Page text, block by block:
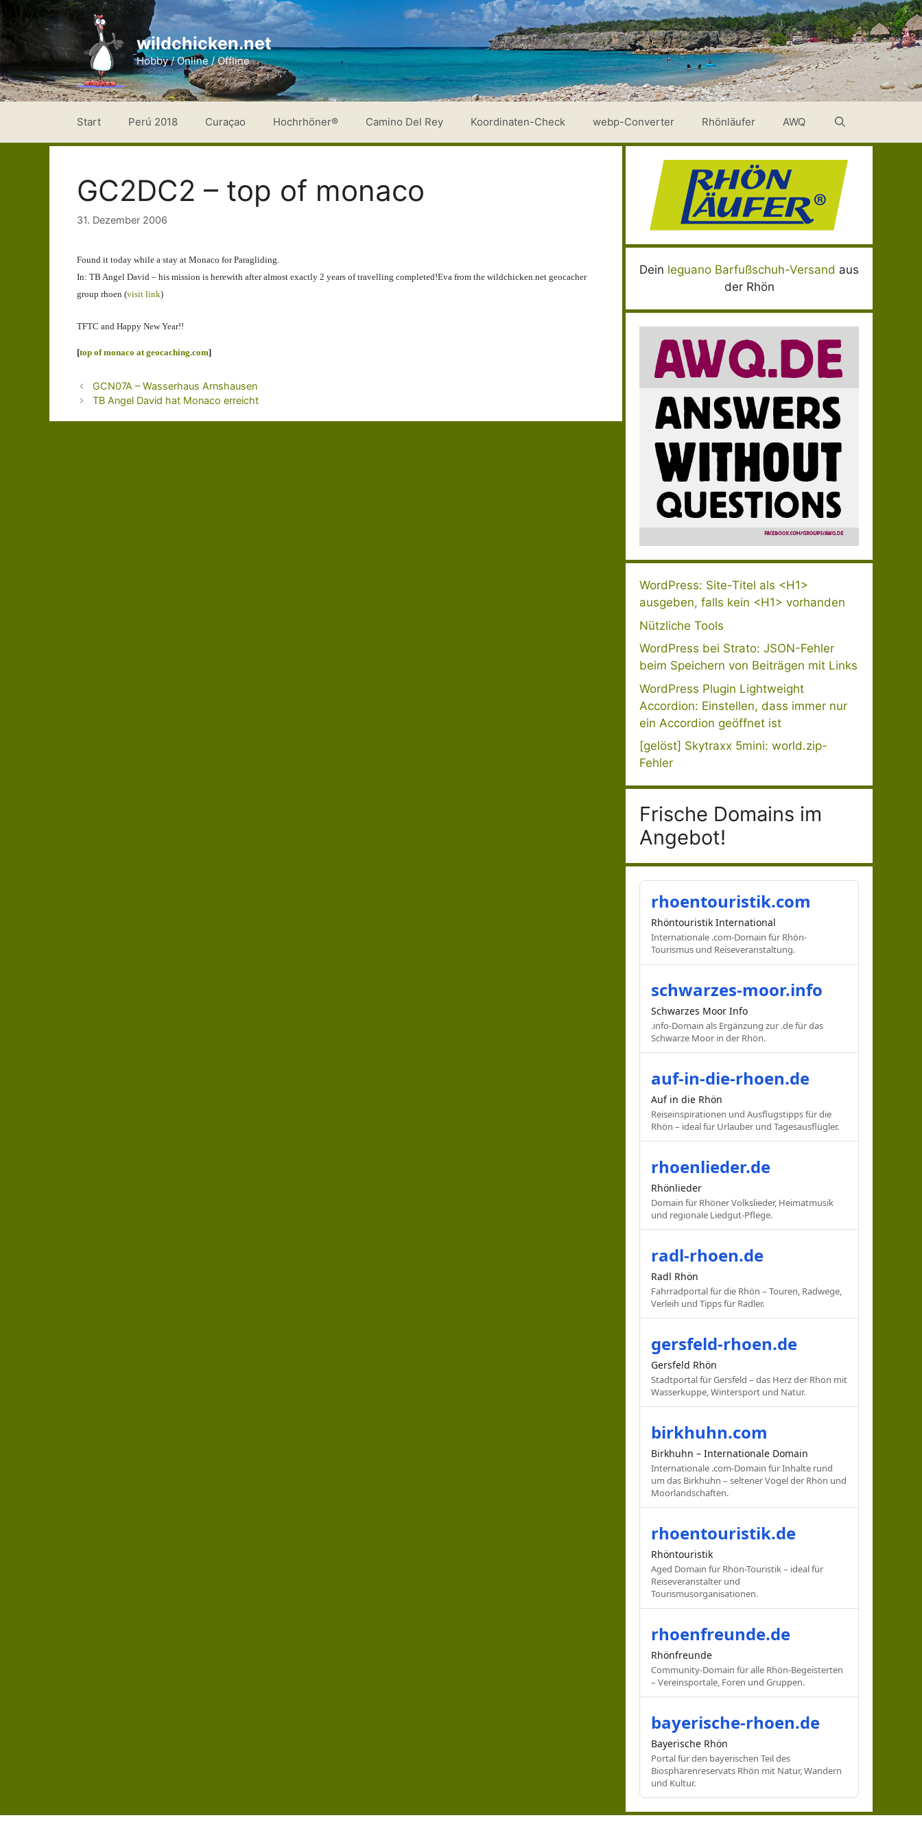
Zum
Inhalt
springen
wildchicken.net
Hobby / Online / Offline
Start Perú 2018 Curaçao Hochrhöner® Camino Del Rey Koordinaten-Check webp-Converter Rhönläufer AWQ
GC2DC2 – top of monaco
31. Dezember 2006
Found it today while a stay at Monaco for Paragliding.
In: TB Angel David – his mission is herewith after almost exactly 2 years of travelling completed!Eva from the wildchicken.net geocacher
group rhoen (visit link)
TFTC and Happy New Year!!
[top of monaco at geocaching.com]
GCN07A – Wasserhaus Arnshausen
TB Angel David hat Monaco erreicht
Dein leguano Barfußschuh-Versand aus
der Rhön
WordPress: Site-Titel als <H1>
ausgeben, falls kein <H1> vorhanden
Nützliche Tools
WordPress bei Strato: JSON-Fehler
beim Speichern von Beiträgen mit Links
WordPress Plugin Lightweight
Accordion: Einstellen, dass immer nur
ein Accordion geöffnet ist
[gelöst] Skytraxx 5mini: world.zip-
Fehler
Frische Domains im
Angebot!
rhoentouristik.com
Rhöntouristik International
Internationale .com-Domain für Rhön-
Tourismus und Reiseveranstaltung.
schwarzes-moor.info
Schwarzes Moor Info
.info-Domain als Ergänzung zur .de für das
Schwarze Moor in der Rhön.
auf-in-die-rhoen.de
Auf in die Rhön
Reiseinspirationen und Ausflugstipps für die
Rhön – ideal für Urlauber und Tagesausflügler.
rhoenlieder.de
Rhönlieder
Domain für Rhöner Volkslieder, Heimatmusik
und regionale Liedgut-Pflege.
radl-rhoen.de
Radl Rhön
Fahrradportal für die Rhön – Touren, Radwege,
Verleih und Tipps für Radler.
gersfeld-rhoen.de
Gersfeld Rhön
Stadtportal für Gersfeld – das Herz der Rhön mit
Wasserkuppe, Wintersport und Natur.
birkhuhn.com
Birkhuhn – Internationale Domain
Internationale .com-Domain für Inhalte rund
um das Birkhuhn – seltener Vogel der Rhön und
Moorlandschaften.
rhoentouristik.de
Rhöntouristik
Aged Domain für Rhön-Touristik – ideal für
Reiseveranstalter und
Tourismusorganisationen.
rhoenfreunde.de
Rhönfreunde
Community-Domain für alle Rhön-Begeisterten
– Vereinsportale, Foren und Gruppen.
bayerische-rhoen.de
Bayerische Rhön
Portal für den bayerischen Teil des
Biosphärenreservats Rhön mit Natur, Wandern
und Kultur.